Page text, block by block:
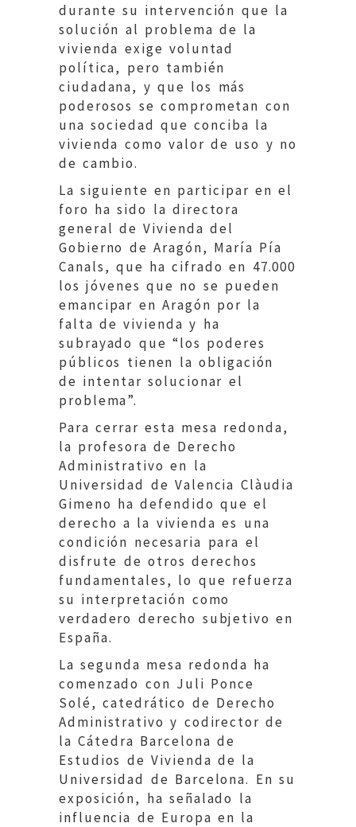
durante su intervención que la
solución al problema de la
vivienda exige voluntad
política, pero también
ciudadana, y que los más
poderosos se comprometan con
una sociedad que conciba la
vivienda como valor de uso y no
de cambio.
La siguiente en participar en el
foro ha sido la directora
general de Vivienda del
Gobierno de Aragón, María Pía
Canals, que ha cifrado en 47.000
los jóvenes que no se pueden
emancipar en Aragón por la
falta de vivienda y ha
subrayado que “los poderes
públicos tienen la obligación
de intentar solucionar el
problema”.
Para cerrar esta mesa redonda,
la profesora de Derecho
Administrativo en la
Universidad de Valencia Clàudia
Gimeno ha defendido que el
derecho a la vivienda es una
condición necesaria para el
disfrute de otros derechos
fundamentales, lo que refuerza
su interpretación como
verdadero derecho subjetivo en
España.
La segunda mesa redonda ha
comenzado con Juli Ponce
Solé, catedrático de Derecho
Administrativo y codirector de
la Cátedra Barcelona de
Estudios de Vivienda de la
Universidad de Barcelona. En su
exposición, ha señalado la
influencia de Europa en la